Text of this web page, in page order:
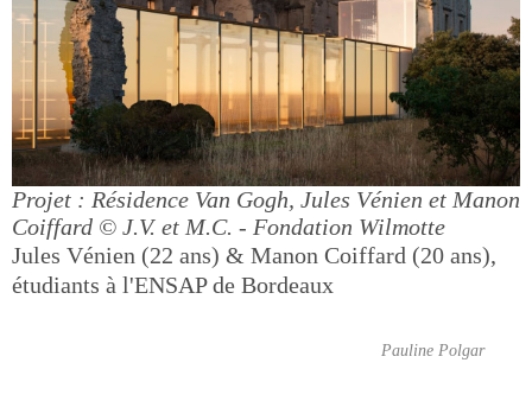
Projet : Résidence Van Gogh, Jules Vénien et Manon
Coiffard © J.V. et M.C. - Fondation Wilmotte
Jules Vénien (22 ans) & Manon Coiffard (20 ans),
étudiants à l'ENSAP de Bordeaux
Pauline Polgar